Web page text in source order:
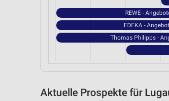
REWE -
EDEKA -
Thomas Philipps -
Aktuelle Prospekte für